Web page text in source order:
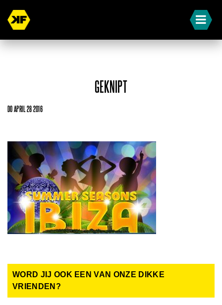
GEKNIPT
DO APRIL 28 2016
WORD JIJ OOK EEN VAN ONZE DIKKE
VRIENDEN?